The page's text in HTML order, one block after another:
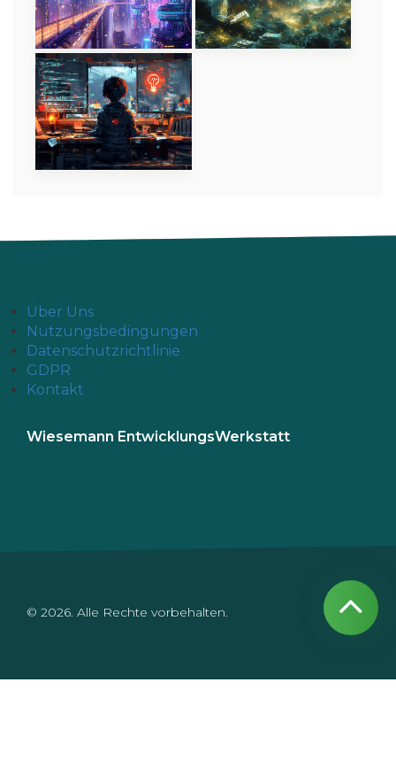
Über Uns
Nutzungsbedingungen
Datenschutzrichtlinie
GDPR
Kontakt
Wiesemann EntwicklungsWerkstatt
© 2026. Alle Rechte vorbehalten.